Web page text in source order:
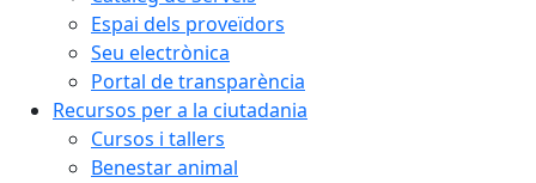
Espai dels proveïdors
Seu electrònica
Portal de transparència
Recursos per a la ciutadania
Cursos i tallers
Benestar animal